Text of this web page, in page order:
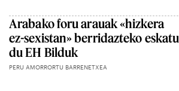
Arabako foru arauak «hizkera
ez-sexistan» berridazteko eskatu
du EH Bilduk
PERU AMORRORTU BARRENETXEA